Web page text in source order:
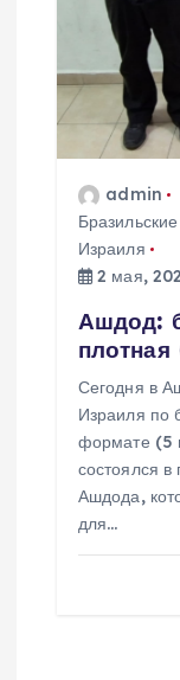
admin
Израиля
2 мая,
Ашдод:
Сегодня в
Израиля по
формате (5
состоялся
Ашдода,
для…